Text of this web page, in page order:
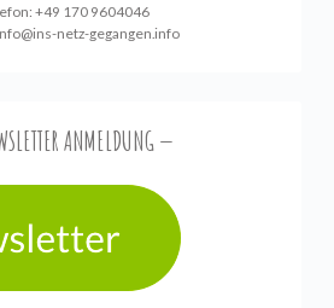
+49 170 9604046
netz-gegangen.info
ANMELDUNG